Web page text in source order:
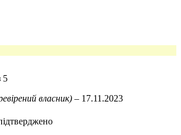
водоростей — багата антиоксидантами
та відновлює роздратовану шкіру, яка
які підтримують здоровий рівень
та активність.
5
власник) – 17.11.2023